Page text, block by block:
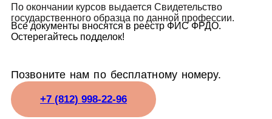
По окончании курсов выдается Свидетельство
государственного образца по данной профессии.
Все документы вносятся в реестр ФИС ФРДО.
Остерегайтесь подделок!
Позвоните нам по бесплатному номеру.
+7 (812) 998-22-96